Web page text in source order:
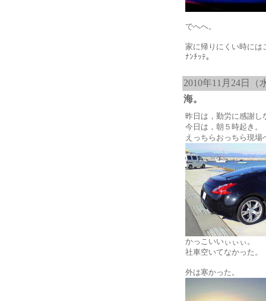
でへへ。
家に帰りにくい時には
ﾅﾝﾁｯﾃ。
2010年11月24日（
海。
昨日は，勤労に感謝し
今日は，朝５時起き。
えっちらおっちら現場
かっこいいぃぃぃ。
社車空いてなかった。
外は寒かった。